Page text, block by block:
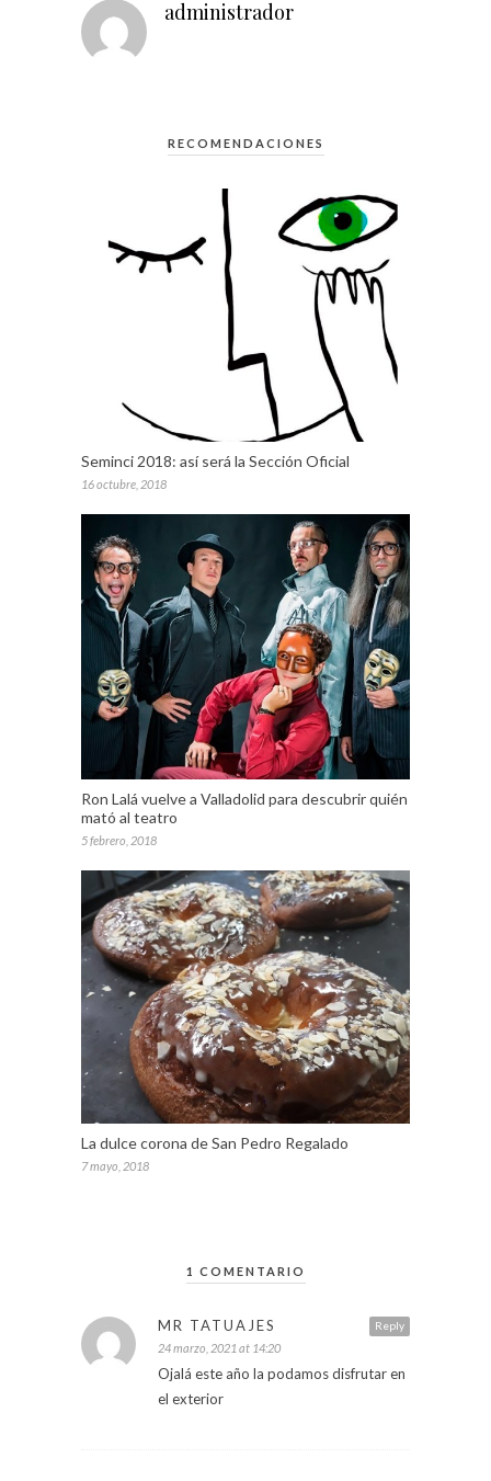
administrador
RECOMENDACIONES
Seminci 2018: así será la Sección Oficial
16 octubre, 2018
Ron Lalá vuelve a Valladolid para descubrir quién
mató al teatro
5 febrero, 2018
La dulce corona de San Pedro Regalado
7 mayo, 2018
1 COMENTARIO
Reply
MR TATUAJES
24 marzo, 2021 at 14:20
Ojalá este año la podamos disfrutar en
el exterior